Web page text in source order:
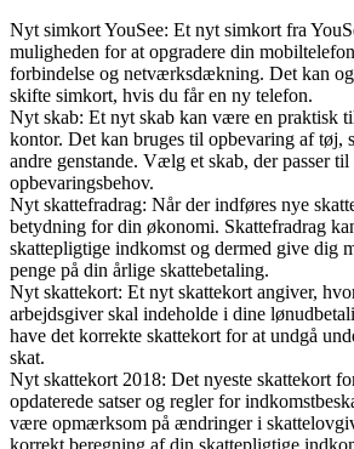
Nyt simkort YouSee: Et nyt simkort fra
muligheden for at opgradere din
forbindelse og netværksdækning. Det kan
skifte simkort, hvis du får en ny telefon.
Nyt skab: Et nyt skab kan være en praktisk
kontor. Det kan bruges til opbevaring af tøj,
andre genstande. Vælg et skab, der passer
opbevaringsbehov.
Nyt skattefradrag: Når der indføres nye
betydning for din økonomi. Skattefradrag
skattepligtige indkomst og dermed give dig
penge på din årlige skattebetaling.
Nyt skattekort: Et nyt skattekort angiver,
arbejdsgiver skal indeholde i dine
have det korrekte skattekort for at undgå
skat.
Nyt skattekort 2018: Det nyeste skattekort
opdaterede satser og regler for
være opmærksom på ændringer i
korrekt beregning af din skattepligtige